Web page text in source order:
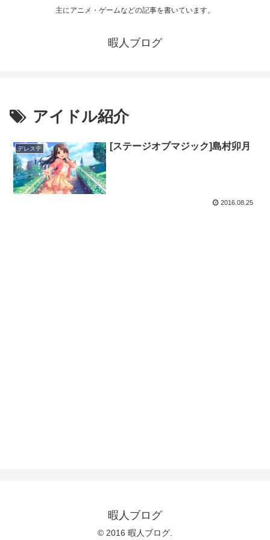
主にアニメ・ゲームなどの記事を書いています。
暇人ブログ
アイドル紹介
デレステ [ステージオブマジック]島村卯月
2016.08.25
暇人ブログ
© 2016 暇人ブログ.